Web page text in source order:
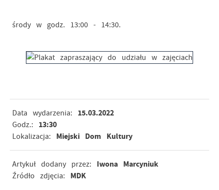
środy w godz. 13:00 - 14:30.
Data wydarzenia: 15.03.2022
Godz.: 13:30
Lokalizacja: Miejski Dom Kultury
Artykuł dodany przez: Iwona Marcyniuk
Źródło zdjęcia: MDK